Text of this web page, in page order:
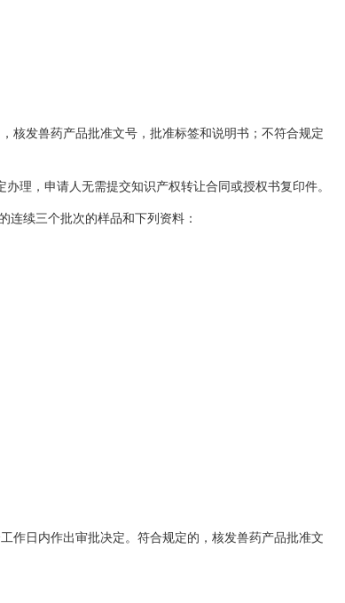
发兽药产品批准文号，批准标签和说明书；不符合规定
理，申请人无需提交知识产权转让合同或授权书复印件。
续三个批次的样品和下列资料：
日内作出审批决定。符合规定的，核发兽药产品批准文